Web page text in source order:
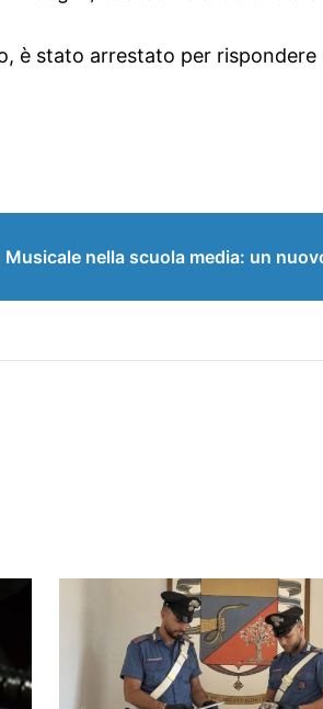
è stato arrestato per
Musicale nella scuola media: un